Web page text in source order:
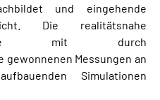
und eingehende
Die realitätsnahe
mit durch
gewonnenen Messungen an
Simulationen